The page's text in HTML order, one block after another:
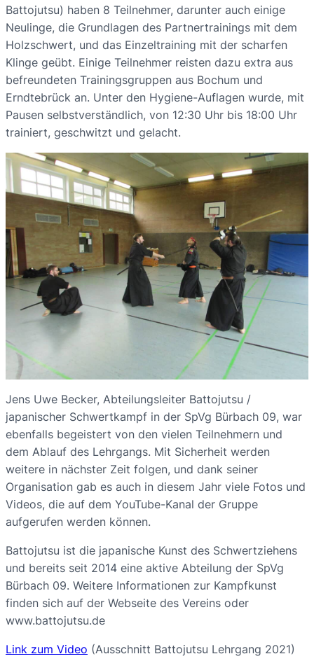
Battojutsu) haben 8 Teilnehmer, darunter auch einige
Neulinge, die Grundlagen des Partnertrainings mit dem
Holzschwert, und das Einzeltraining mit der scharfen
Klinge geübt. Einige Teilnehmer reisten dazu extra aus
befreundeten Trainingsgruppen aus Bochum und
Erndtebrück an. Unter den Hygiene-Auflagen wurde, mit
Pausen selbstverständlich, von 12:30 Uhr bis 18:00 Uhr
trainiert, geschwitzt und gelacht.
Jens Uwe Becker, Abteilungsleiter Battojutsu /
japanischer Schwertkampf in der SpVg Bürbach 09, war
ebenfalls begeistert von den vielen Teilnehmern und
dem Ablauf des Lehrgangs. Mit Sicherheit werden
weitere in nächster Zeit folgen, und dank seiner
Organisation gab es auch in diesem Jahr viele Fotos und
Videos, die auf dem YouTube-Kanal der Gruppe
aufgerufen werden können.
Battojutsu ist die japanische Kunst des Schwertziehens
und bereits seit 2014 eine aktive Abteilung der SpVg
Bürbach 09. Weitere Informationen zur Kampfkunst
finden sich auf der Webseite des Vereins oder
www.battojutsu.de
Link zum Video (Ausschnitt Battojutsu Lehrgang 2021)